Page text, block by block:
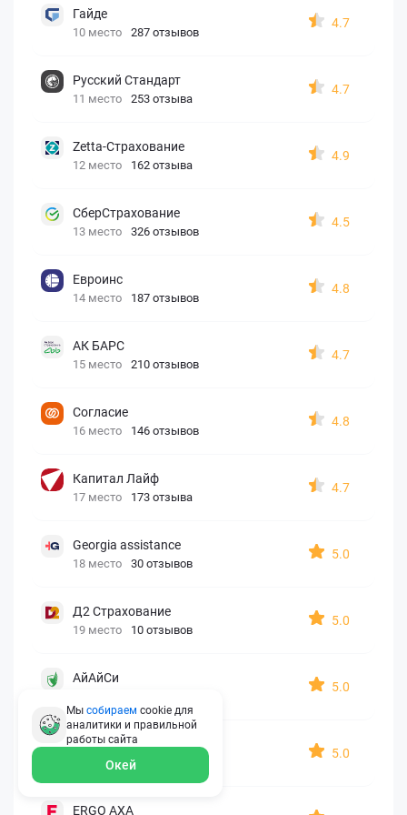
Гайде
10 место 287 отзывов
4.7
Русский Стандарт
11 место 253 отзыва
4.7
Zetta-Страхование
12 место 162 отзыва
4.9
СберСтрахование
13 место 326 отзывов
4.5
Евроинс
14 место 187 отзывов
4.8
АК БАРС
15 место 210 отзывов
4.7
Согласие
16 место 146 отзывов
4.8
Капитал Лайф
17 место 173 отзыва
4.7
Georgia assistance
18 место 30 отзывов
5.0
Д2 Страхование
19 место 10 отзывов
5.0
АйАйСи
5.0
OxySport
21 место 6 отзывов
5.0
ERGO AXA
Мы собираем cookie для
аналитики и правильной
работы сайта
Окей